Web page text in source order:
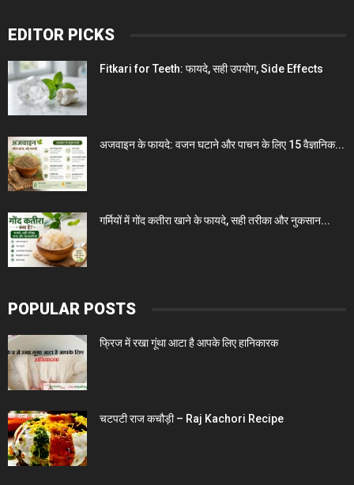
EDITOR PICKS
Fitkari for Teeth: फायदे, सही उपयोग, Side Effects
अजवाइन के फायदे: वजन घटाने और पाचन के लिए 15 वैज्ञानिक...
गर्मियों में गोंद कतीरा खाने के फायदे, सही तरीका और नुकसान...
POPULAR POSTS
फ्रिज में रखा गूंथा आटा है आपके लिए हानिकारक
चटपटी राज कचौड़ी – Raj Kachori Recipe